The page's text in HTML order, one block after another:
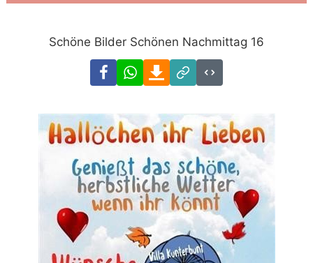
Schöne Bilder Schönen Nachmittag 16
FacebookWhatsAppDownload
Link
Code